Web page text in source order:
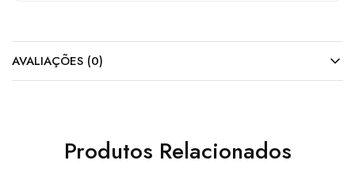
AVALIAÇÕES (0)
Produtos Relacionados